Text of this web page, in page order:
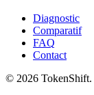
Diagnostic
Comparatif
FAQ
Contact
© 2026 TokenShift.